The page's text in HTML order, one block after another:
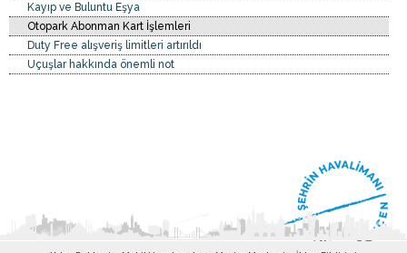
Kayıp ve Buluntu Eşya
Otopark Abonman Kart İşlemleri
Duty Free alışveriş limitleri artırıldı
Uçuşlar hakkında önemli not